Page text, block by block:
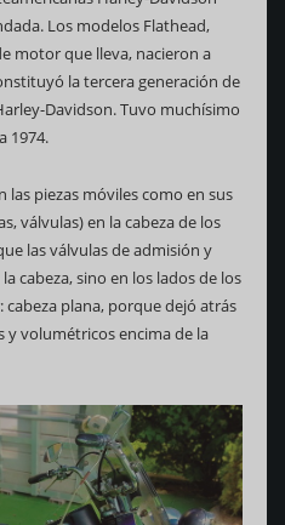
Los modelos Flathead,
motor que lleva, nacieron a
la tercera generación de
Davidson. Tuvo muchísimo
1974.
las piezas móviles como en sus
válvulas) en la cabeza de los
las válvulas de admisión y
cabeza, sino en los lados de los
plana, porque dejó atrás
y volumétricos encima de la